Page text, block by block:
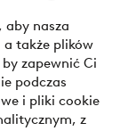
aby nasza
a także plików
zapewnić Ci
podczas
i pliki cookie
z